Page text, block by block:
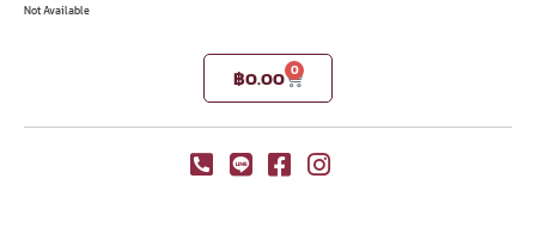
Not Available
฿0.00 0